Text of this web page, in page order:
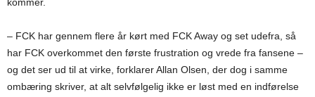
– FCK har gennem flere år kørt med FCK Away og set udefra, så
har FCK overkommet den første frustration og vrede fra fansene –
og det ser ud til at virke, forklarer Allan Olsen, der dog i samme
ombæring skriver, at alt selvfølgelig ikke er løst med en indførelse